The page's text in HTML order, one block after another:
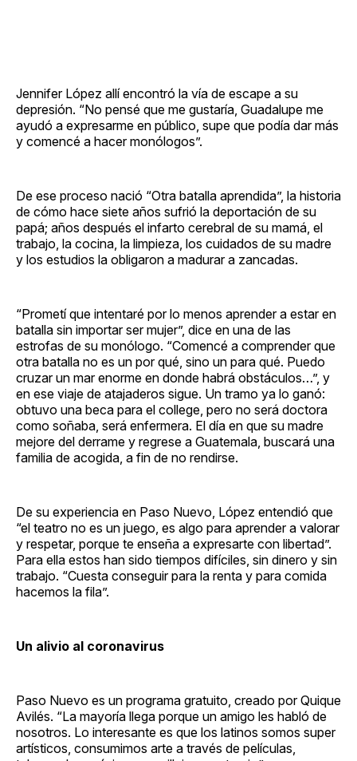
Jennifer López allí encontró la vía de escape a su
depresión. “No pensé que me gustaría, Guadalupe me
ayudó a expresarme en público, supe que podía dar más
y comencé a hacer monólogos”.
De ese proceso nació “Otra batalla aprendida”, la historia
de cómo hace siete años sufrió la deportación de su
papá; años después el infarto cerebral de su mamá, el
trabajo, la cocina, la limpieza, los cuidados de su madre
y los estudios la obligaron a madurar a zancadas.
“Prometí que intentaré por lo menos aprender a estar en
batalla sin importar ser mujer”, dice en una de las
estrofas de su monólogo. “Comencé a comprender que
otra batalla no es un por qué, sino un para qué. Puedo
cruzar un mar enorme en donde habrá obstáculos…”, y
en ese viaje de atajaderos sigue. Un tramo ya lo ganó:
obtuvo una beca para el college, pero no será doctora
como soñaba, será enfermera. El día en que su madre
mejore del derrame y regrese a Guatemala, buscará una
familia de acogida, a fin de no rendirse.
De su experiencia en Paso Nuevo, López entendió que
“el teatro no es un juego, es algo para aprender a valorar
y respetar, porque te enseña a expresarte con libertad”.
Para ella estos han sido tiempos difíciles, sin dinero y sin
trabajo. “Cuesta conseguir para la renta y para comida
hacemos la fila”.
Un alivio al coronavirus
Paso Nuevo es un programa gratuito, creado por Quique
Avilés. “La mayoría llega porque un amigo les habló de
nosotros. Lo interesante es que los latinos somos super
artísticos, consumimos arte a través de películas,